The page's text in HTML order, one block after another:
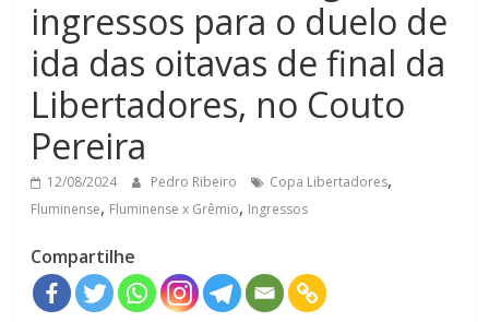
ingressos para o duelo de
ida das oitavas de final da
Libertadores, no Couto
Pereira
12/08/2024 Pedro Ribeiro Copa Libertadores,
Fluminense, Fluminense x Grêmio, Ingressos
Compartilhe